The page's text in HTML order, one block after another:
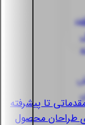
تا پیشرفته
طراحان محصول